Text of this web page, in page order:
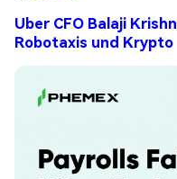
Uber CFO Balaji
Robotaxis und Krypto